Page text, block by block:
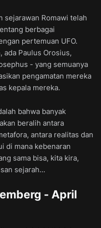
sejarawan Romawi telah
berbagai
pertemuan UFO.
ada Paulus Orosius,
- yang semuanya
pengamatan mereka
kepala mereka.
bahwa banyak
beralih antara
antara realitas dan
di mana kebenaran
sama bisa, kita kira,
sejarah...
- April